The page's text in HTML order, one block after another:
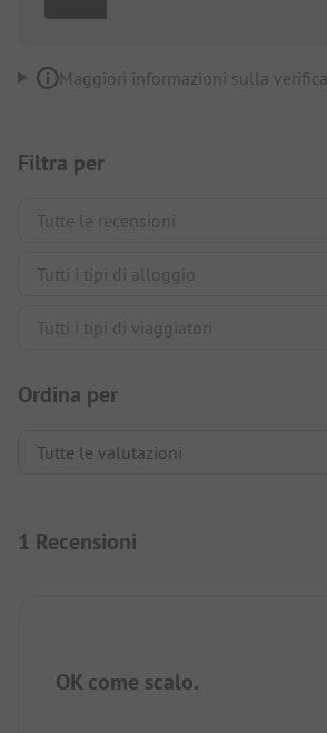
Maggiori informazioni sulla verifica
Filtra per
Ordina per
1 Recensioni
OK come scalo.